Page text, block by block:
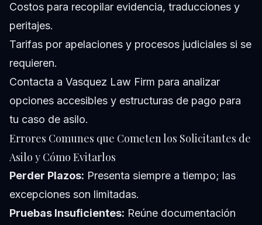
Costos para recopilar evidencia, traducciones y
peritajes.
Tarifas por apelaciones y procesos judiciales si se
requieren.
Contacta a Vasquez Law Firm para analizar
opciones accesibles y estructuras de pago para
tu caso de asilo.
Errores Comunes que Cometen los Solicitantes de
Asilo y Cómo Evitarlos
Perder Plazos: Presenta siempre a tiempo; las
excepciones son limitadas.
Pruebas Insuficientes: Reúne documentación